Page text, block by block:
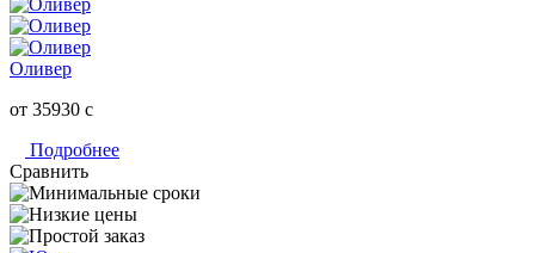
Оливер
от 35930 c
Подробнее
Сравнить